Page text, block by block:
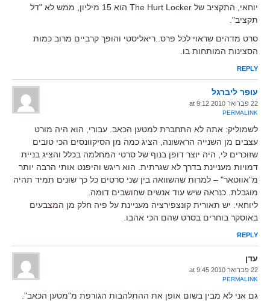
יוחאי, התקציב של The Hurt Locker הוא 15 מיליון, ממש לא "דל
תקציב".
סרט מדהים שראוי לכל פרס..ריאליסטי והופך קרביים מרוב כמות
הסצינות המותחות בו.
REPLY
עופר ליברגל
22 פברואר 2010 at 9:12
PERMALINK
לשמוליק: אתה לא התחברת למטען הכאב. עבורי, הוא היה מורט
עצבים מן השנייה הראשונה, הציג כמה מן הסיקוונסים הכי טובים
שזוכרים לי, היה יוצר דופן בנוף של סרטי המחלמה בכלל והציג בניית
דמויות מעניינת בדרך לא שגרתית. הוא ריגש והיפנט אותי הרבה יותר
מ"אווטאר" – למרות שהשוואה בין שני סרטים כל כך שונים תמיד תהיה
מוגבלת. כנראה שיש עוד אנשים שחושבים דומה.
ליוחאי: יש תאורית קונצפירציה מעניינת על פיה חלק מן המצבעים
באוסקר בוחרים בסרט שהם הכי אהבו.
REPLY
עדן
22 פברואר 2010 at 9:45
PERMALINK
גם אני לא מבין בשום אופן את ההתלהבות הגורפת מ"מטען הכאב".